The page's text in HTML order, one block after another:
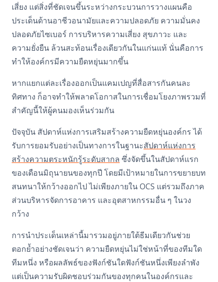
เสี่ยง แต่สิ่งที่ชัดเจนขึ้นระหว่างกระบวนการวางแผนคือ
ประเด็นด้านอาชีวอนามัยและความปลอดภัย ความมั่นคง
ปลอดภัยไซเบอร์ การบริหารความเสี่ยง สุขภาวะ และ
ความยั่งยืน ล้วนสะท้อนเรื่องเดียวกันในแก่นแท้ นั่นคือการ
ทำให้องค์กรมีความยืดหยุ่นมากขึ้น
หากแยกแต่ละเรื่องออกเป็นแคมเปญที่สื่อสารกันคนละ
ทิศทาง ก็อาจทำให้พลาดโอกาสในการเชื่อมโยงภาพรวมที่
สำคัญนี้ให้ผู้คนมองเห็นร่วมกัน
ปัจจุบัน สัปดาห์แห่งการเสริมสร้างความยืดหยุ่นองค์กร ได้
รับการยอมรับอย่างเป็นทางการในฐานะสัปดาห์แห่งการ
สร้างความตระหนักรู้ระดับสากล ซึ่งจัดขึ้นในสัปดาห์แรก
ของเดือนมิถุนายนของทุกปี โดยมีเป้าหมายในการขยายบท
สนทนาให้กว้างออกไป ไม่เพียงภายในOCS แต่รวมถึงภาค
ส่วนบริหารจัดการอาคาร และอุตสาหกรรมอื่น ๆ ในวง
กว้าง
การนำประเด็นเหล่านี้มารวมอยู่ภายใต้ธีมเดียวกันช่วย
ตอกย้ำอย่างชัดเจนว่า ความยืดหยุ่นไม่ใช่หน้าที่ของทีมใด
ทีมหนึ่ง หรือผลลัพธ์ของฟังก์ชันใดฟังก์ชันหนึ่งเพียงลำพัง
แต่เป็นความรับผิดชอบร่วมกันของทุกคนในองค์กรและ